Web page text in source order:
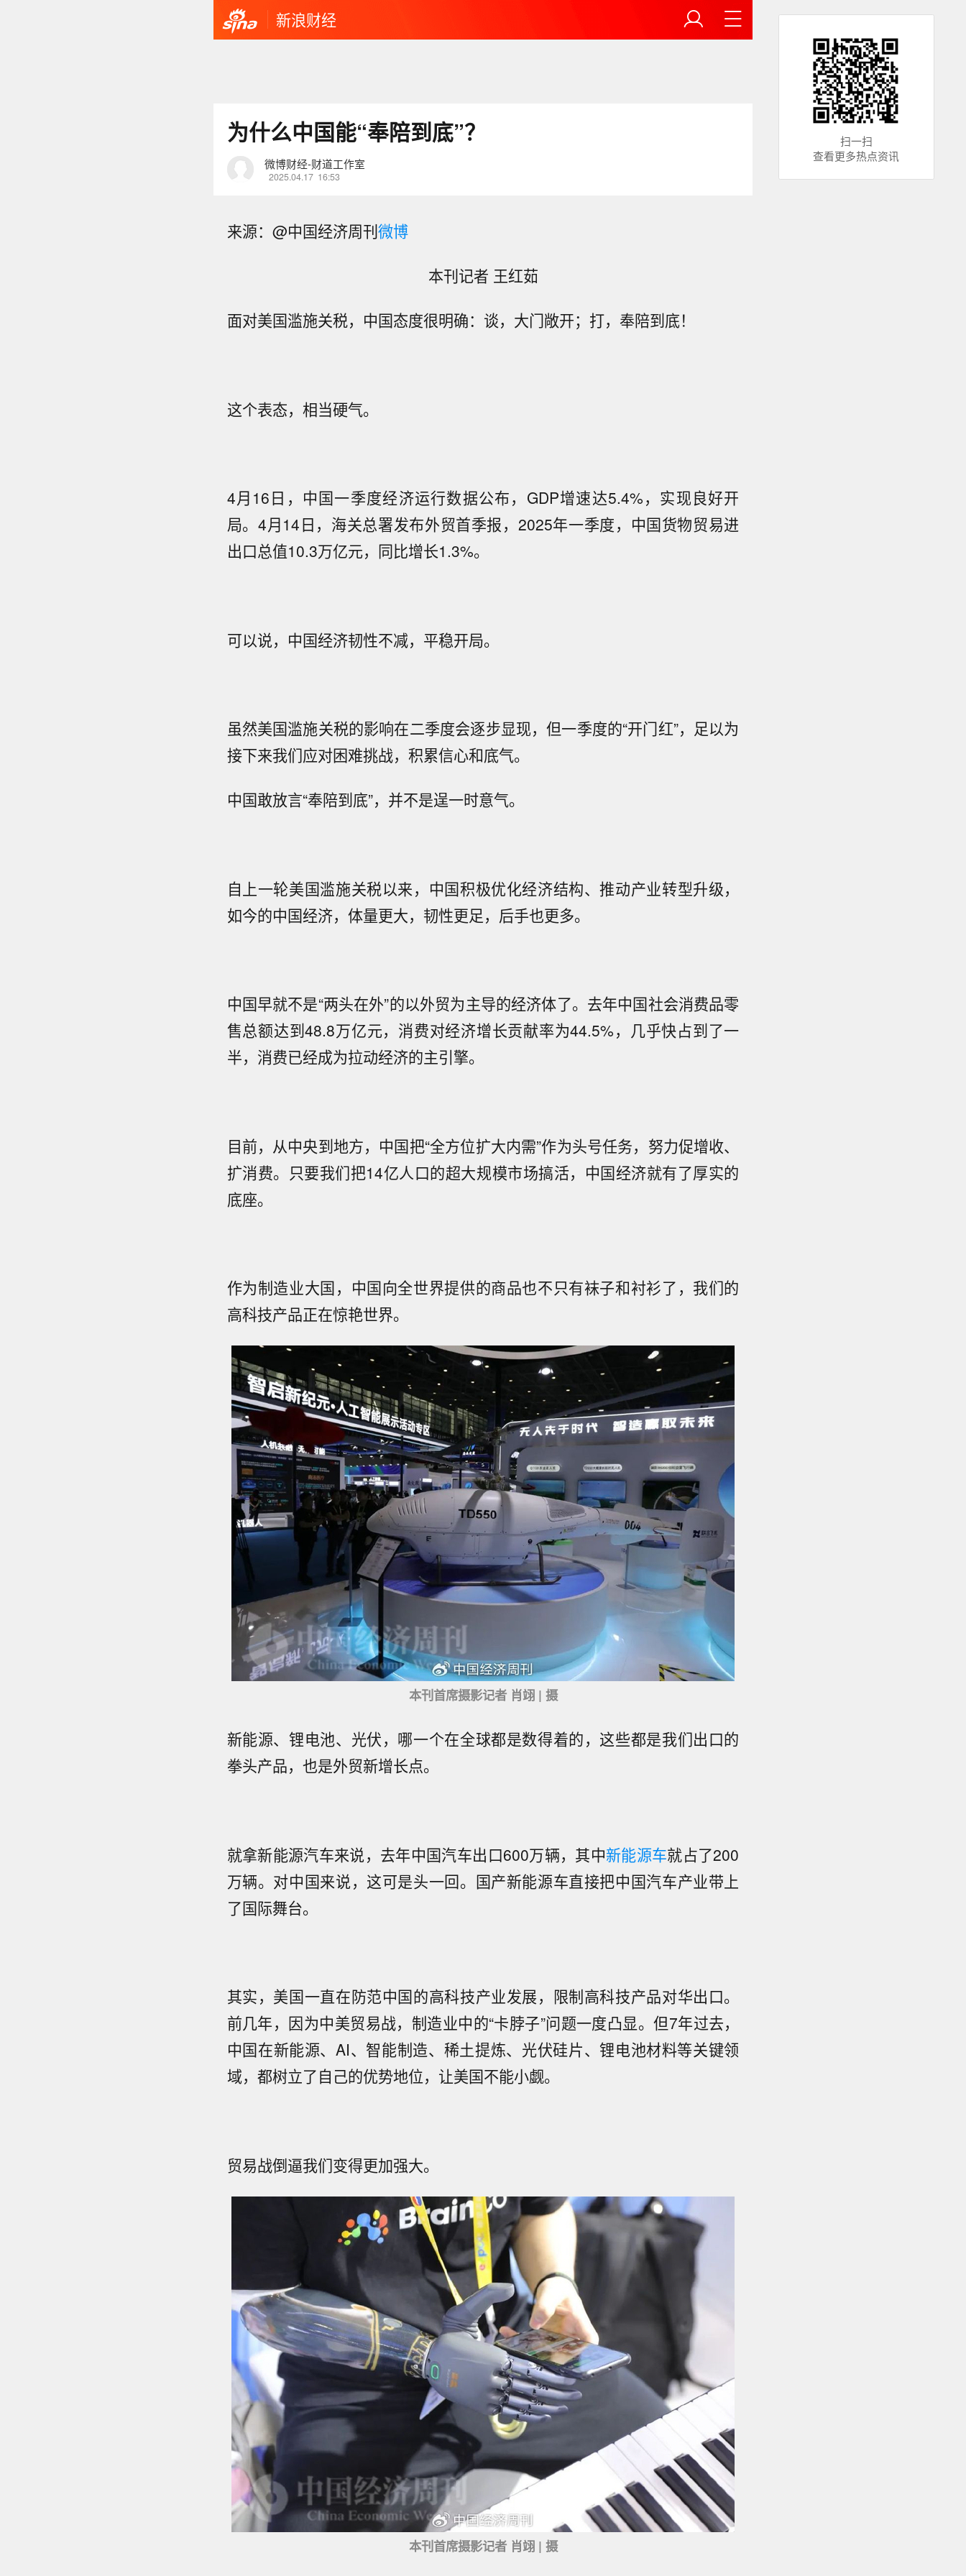
新浪财经
为什么中国能“奉陪到底”？
微博财经-财道工作室
2025.04.17 16:53
来源：@中国经济周刊微博
本刊记者 王红茹
面对美国滥施关税，中国态度很明确：谈，大门敞开；打，奉陪到底！
这个表态，相当硬气。
4月16日，中国一季度经济运行数据公布，GDP增速达5.4%，实现良好开
局。4月14日，海关总署发布外贸首季报，2025年一季度，中国货物贸易进
出口总值10.3万亿元，同比增长1.3%。
可以说，中国经济韧性不减，平稳开局。
虽然美国滥施关税的影响在二季度会逐步显现，但一季度的“开门红”，足以为
接下来我们应对困难挑战，积累信心和底气。
中国敢放言“奉陪到底”，并不是逞一时意气。
自上一轮美国滥施关税以来，中国积极优化经济结构、推动产业转型升级，
如今的中国经济，体量更大，韧性更足，后手也更多。
中国早就不是“两头在外”的以外贸为主导的经济体了。去年中国社会消费品零
售总额达到48.8万亿元，消费对经济增长贡献率为44.5%，几乎快占到了一
半，消费已经成为拉动经济的主引擎。
目前，从中央到地方，中国把“全方位扩大内需”作为头号任务，努力促增收、
扩消费。只要我们把14亿人口的超大规模市场搞活，中国经济就有了厚实的
底座。
作为制造业大国，中国向全世界提供的商品也不只有袜子和衬衫了，我们的
高科技产品正在惊艳世界。
本刊首席摄影记者 肖翊 | 摄
新能源、锂电池、光伏，哪一个在全球都是数得着的，这些都是我们出口的
拳头产品，也是外贸新增长点。
就拿新能源汽车来说，去年中国汽车出口600万辆，其中新能源车就占了200
万辆。对中国来说，这可是头一回。国产新能源车直接把中国汽车产业带上
了国际舞台。
其实，美国一直在防范中国的高科技产业发展，限制高科技产品对华出口。
前几年，因为中美贸易战，制造业中的“卡脖子”问题一度凸显。但7年过去，
中国在新能源、AI、智能制造、稀土提炼、光伏硅片、锂电池材料等关键领
域，都树立了自己的优势地位，让美国不能小觑。
贸易战倒逼我们变得更加强大。
本刊首席摄影记者 肖翊 | 摄
扫一扫
查看更多热点资讯